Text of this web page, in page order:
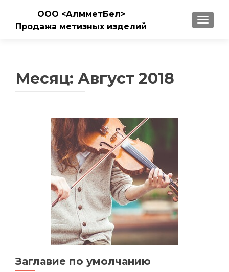
ООО <АлмметБел>
Продажа метизных изделий
Месяц: Август 2018
Заглавие по умолчанию